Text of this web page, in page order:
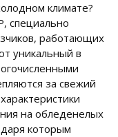
климате?
специально
работающих
уникальный в
за свежий
на обледенелых
которым